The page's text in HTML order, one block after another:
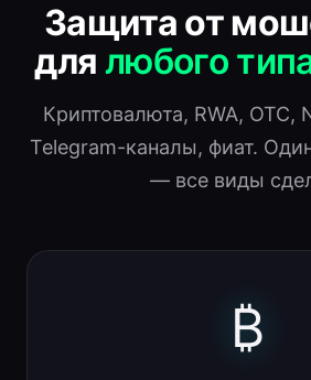
Защита от
для любого
Криптовалюта, RWA, OTC,
Telegram-каналы, фиат.
— все виды
₿